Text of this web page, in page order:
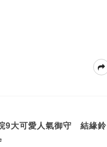
9大可愛人氣御守 結緣鈴